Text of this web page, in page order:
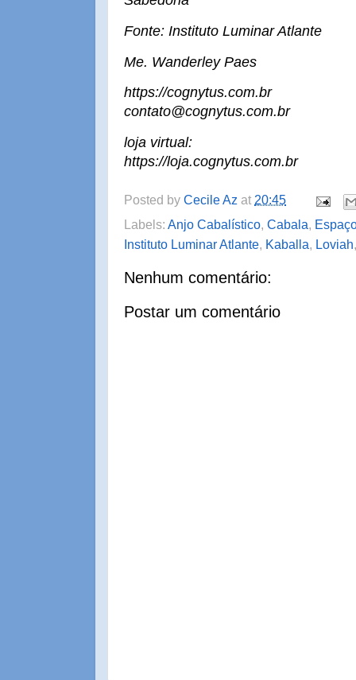
Fonte: Instituto Luminar Atlante
Me. Wanderley Paes
https://cognytus.com.br
contato@cognytus.com.br
loja virtual:
https://loja.cognytus.com.br
Posted by Cecile Az at 20:45
Labels: Anjo Cabalístico, Cabala,
Instituto Luminar Atlante, Kaballa, Loviah
Nenhum comentário:
Postar um comentário